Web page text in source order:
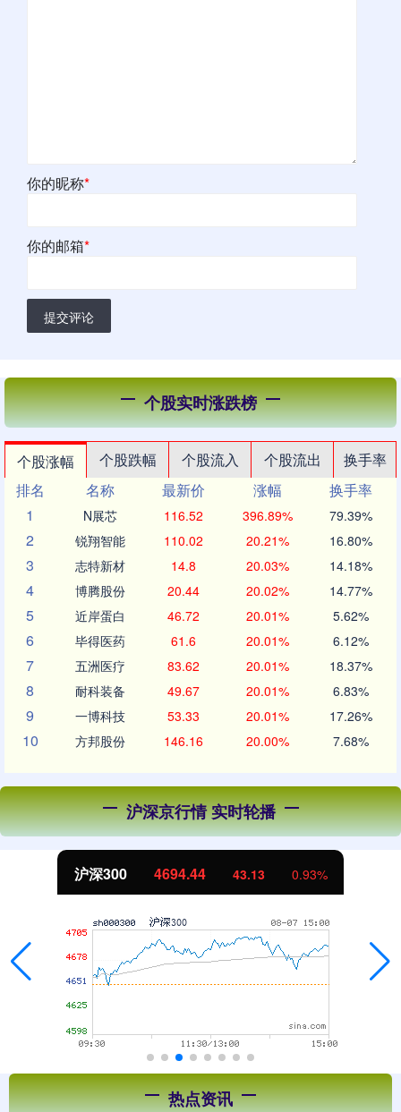
你的昵称*
你的邮箱*
提交评论
个股实时涨跌榜
个股涨幅 个股跌幅 个股流入 个股流出
换手率
排名
名称 最新价 涨幅
换手率
1
N展芯 116.52 396.89% 79.39%
2 锐翔智能 110.02 20.21% 16.80%
3 志特新材 14.8 20.03% 14.18%
4 博腾股份 20.44 20.02% 14.77%
5 近岸蛋白 46.72 20.01% 5.62%
6 毕得医药 61.6 20.01% 6.12%
7 五洲医疗 83.62 20.01% 18.37%
8 耐科装备 49.67 20.01% 6.83%
9 一博科技 53.33 20.01% 17.26%
10 方邦股份 146.16 20.00% 7.68%
沪深京行情 实时轮播
沪深300 4694.44 43.13 0.93%
热点资讯